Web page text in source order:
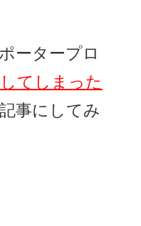
ータープロ
てしまった
事にしてみ